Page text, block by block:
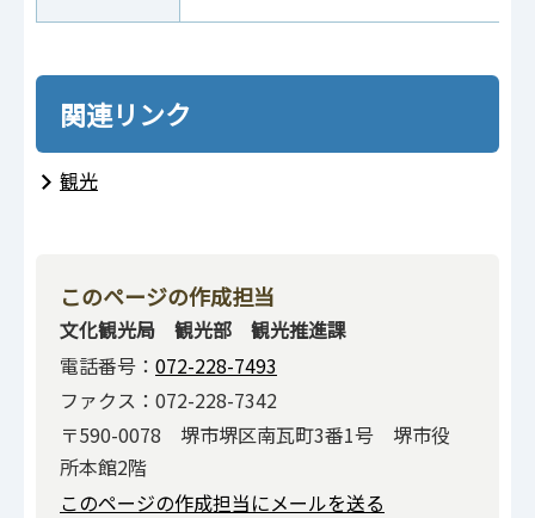
関連リンク
観光
このページの作成担当
文化観光局 観光部 観光推進課
電話番号： 072-228-7493
ファクス：072-228-7342
〒590-0078 堺市堺区南瓦町3番1号 堺市役
所本館2階
このページの作成担当にメールを送る